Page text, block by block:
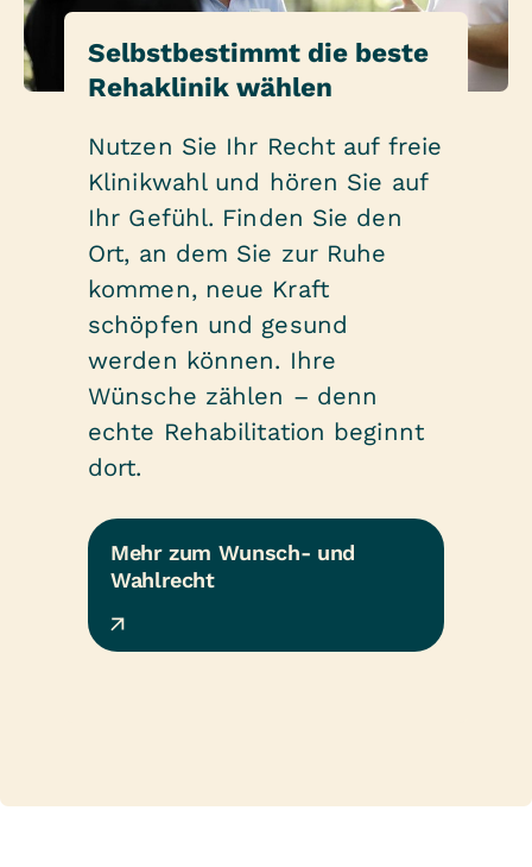
Selbstbestimmt die beste
Rehaklinik wählen
Nutzen Sie Ihr Recht auf freie
Klinikwahl und hören Sie auf
Ihr Gefühl. Finden Sie den
Ort, an dem Sie zur Ruhe
kommen, neue Kraft
schöpfen und gesund
werden können. Ihre
Wünsche zählen – denn
echte Rehabilitation beginnt
dort.
Mehr zum Wunsch- und
Wahlrecht